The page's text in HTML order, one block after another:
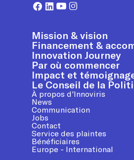
Mission & vision
Financement &
Innovation Journey
Par où commencer
Impact et
Le Conseil de la
À propos d'Innoviris
News
Communication
Jobs
Contact
Service des plaintes
Bénéficiaires
Europe - International